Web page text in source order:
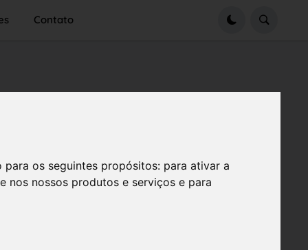
para os seguintes propósitos: para ativar a
nos nossos produtos e serviços e para
Contato